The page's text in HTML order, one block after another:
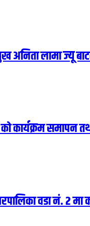
अनिता लामा ज्यू
कार्यक्रम समापन
वडा नं. २ मा